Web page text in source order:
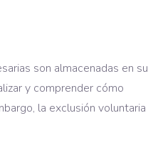
son almacenadas en su
y comprender cómo
la exclusión voluntaria